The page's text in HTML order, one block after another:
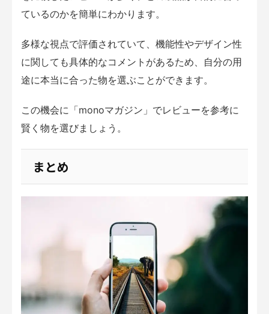
ているのかを簡単にわかります。
多様な視点で評価されていて、機能性やデザイン性
に関しても具体的なコメントがあるため、自分の用
途に本当に合った物を選ぶことができます。
この機会に「monoマガジン」でレビューを参考に
賢く物を選びましょう。
まとめ